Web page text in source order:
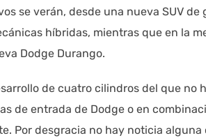
se verán, desde una nueva SUV de
híbridas, mientras que en la
Dodge Durango.
de cuatro cilindros del que no
de entrada de Dodge o en
Por desgracia no hay noticia alguna